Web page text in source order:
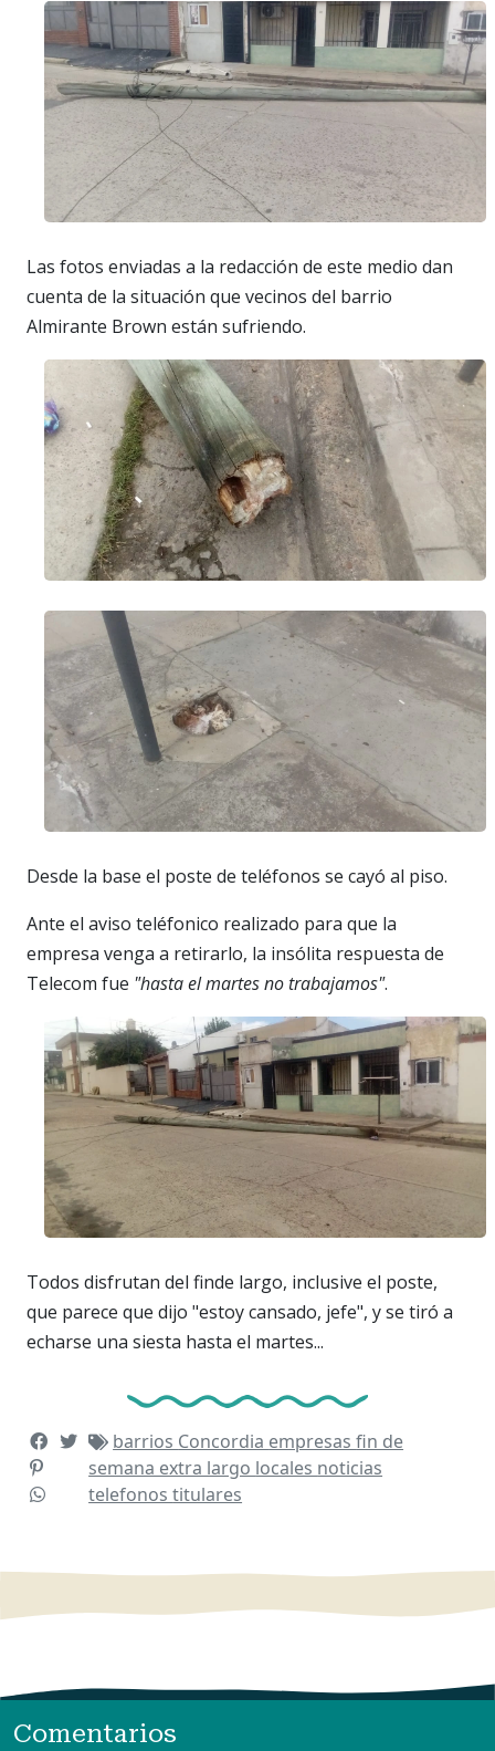
Las fotos enviadas a la redacción de este medio dan
cuenta de la situación que vecinos del barrio
Almirante Brown están sufriendo.
Desde la base el poste de teléfonos se cayó al piso.
Ante el aviso teléfonico realizado para que la
empresa venga a retirarlo, la insólita respuesta de
Telecom fue "hasta el martes no trabajamos".
Todos disfrutan del finde largo, inclusive el poste,
que parece que dijo "estoy cansado, jefe", y se tiró a
echarse una siesta hasta el martes...
barrios Concordia empresasfin de
semana extra largo locales noticias
telefonostitulares
Comentarios